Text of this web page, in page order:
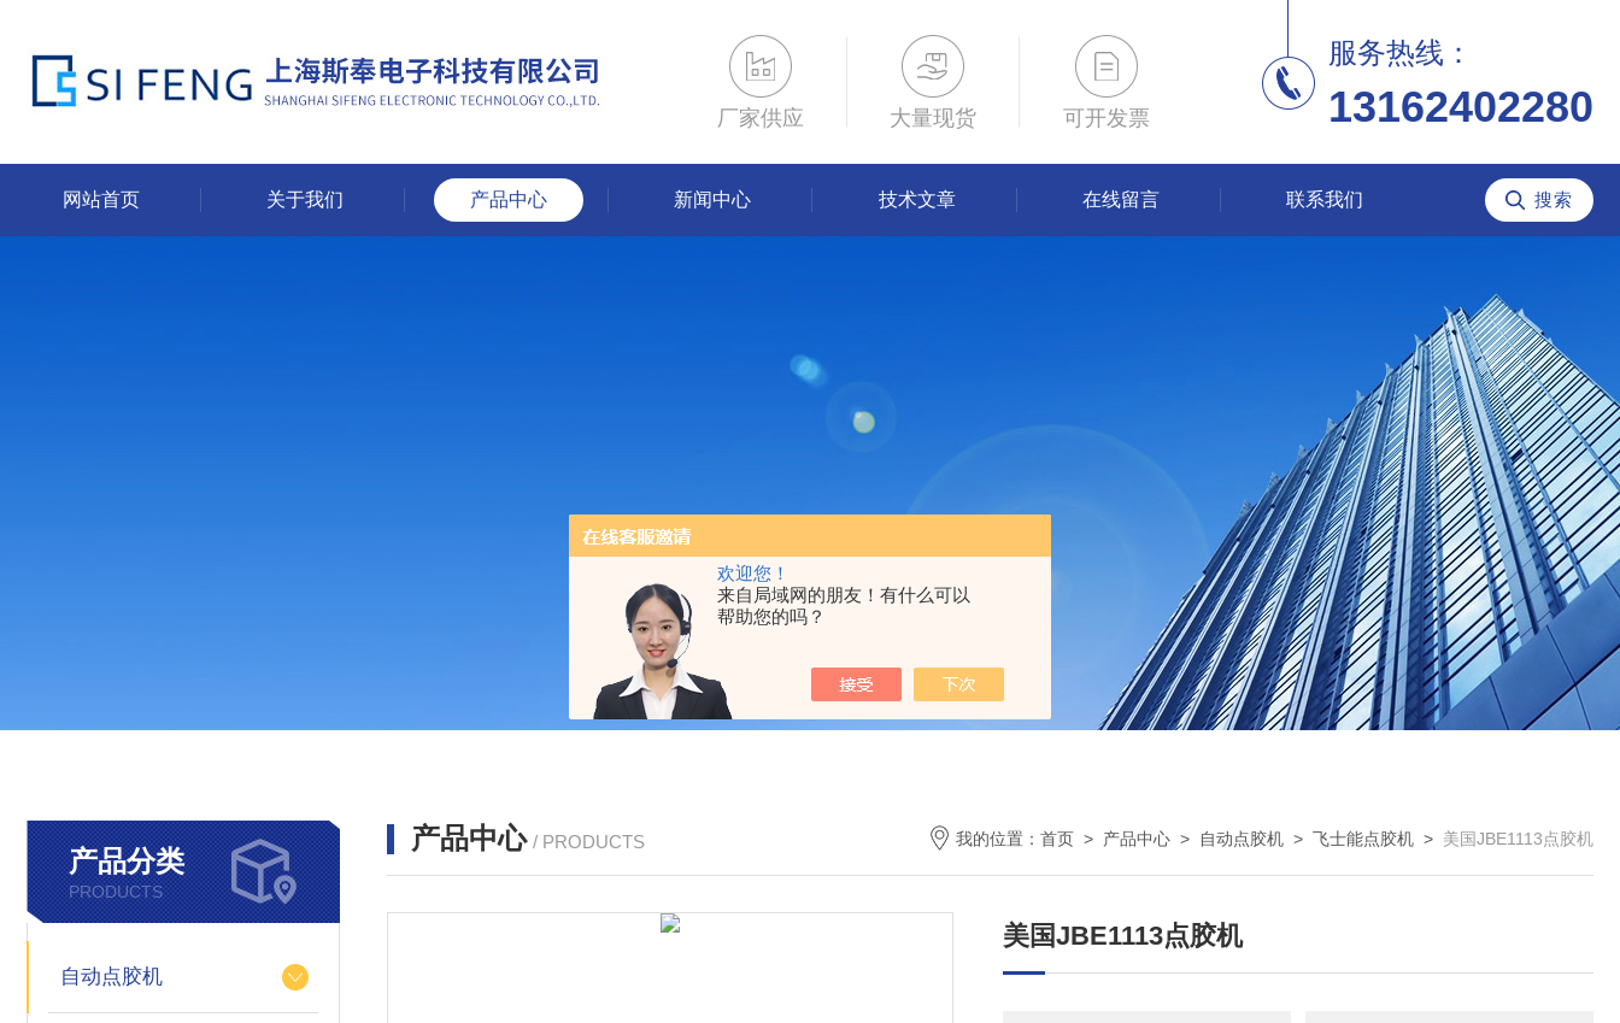
欢迎您！
来自局域网的朋友！有什么可以
帮助您的吗？
厂家供应 大量现货 可开发票
服务热线：
13162402280
网站首页 关于我们 产品中心 新闻中心 技术文章 在线留言 联系我们
产品分类
PRODUCTS
自动点胶机
产品中心 / PRODUCTS 我的位置： 首页 > 产品中心 > 自动点胶机 > 飞士能点胶机 > 美国JBE1113点胶机
美国JBE1113点胶机